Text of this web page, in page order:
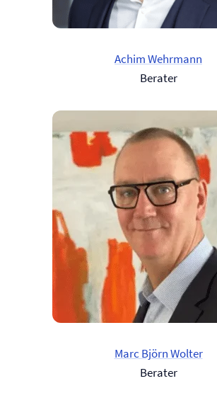
Achim Wehrmann
Berater
Marc Björn Wolter
Berater